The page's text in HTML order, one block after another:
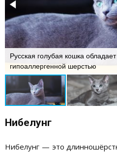
Русская голубая кошка
гипоаллергенной шерстью
Нибелунг
Нибелунг — это